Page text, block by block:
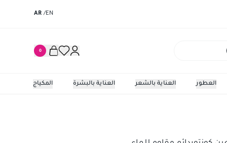
EN
/
AR
0
المكياج العناية بالبشرة العناية بالشعر العطور
مقاوم للماء